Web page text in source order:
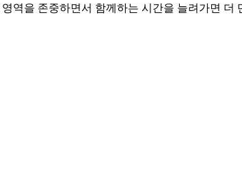
역을 존중하면서 함께하는 시간을 늘려가면 더